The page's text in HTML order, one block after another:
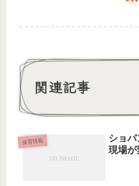
関連記事
保育情報
ショ
現場が